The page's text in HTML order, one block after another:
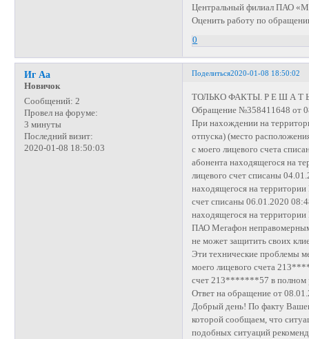
Центральный филиал ПАО
Оценить работу по
0
Поделиться2020-01-08 18:50:02
Иг Аа
Новичок
Сообщений: 2
Провел на форуме:
3 минуты
Последний визит:
2020-01-08 18:50:03
ТОЛЬКО ФАКТЫ. Р Е Ш А
Обращение №358411648 от
При нахождении на
отпуска) (место
с моего лицевого счета
абонента находящегося на
лицевого счет списаны
находящегося на
счет списаны 06.01.2020
находящегося на
ПАО Мегафон
не может защитить своих
Эти технические проблемы
моего лицевого счета
счет 213*******57 в полном
Ответ на обращение от
Добрый день! По факту
которой сообщаем, что
подобных ситуаций